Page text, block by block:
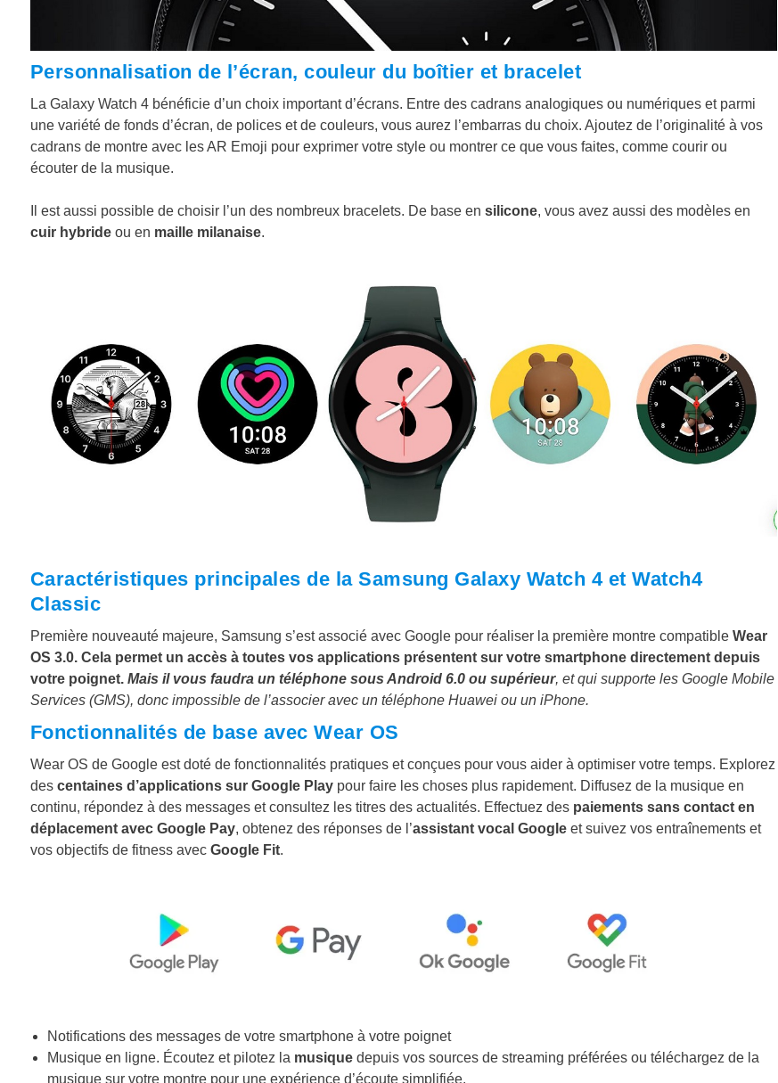
Personnalisation de l’écran, couleur du boîtier et bracelet
La Galaxy Watch 4 bénéficie d’un choix important d’écrans. Entre des cadrans analogiques ou numériques et parmi
une variété de fonds d’écran, de polices et de couleurs, vous aurez l’embarras du choix. Ajoutez de l’originalité à vos
cadrans de montre avec les AR Emoji pour exprimer votre style ou montrer ce que vous faites, comme courir ou
écouter de la musique.
Il est aussi possible de choisir l’un des nombreux bracelets. De base en silicone, vous avez aussi des modèles en
cuir hybrideou en maille milanaise.
Caractéristiques principales de la Samsung Galaxy Watch 4 et Watch4
Classic
Première nouveauté majeure, Samsung s’est associé avec Google pour réaliser la première montre compatible Wear
OS 3.0. Cela permet un accès à toutes vos applications présentent sur votre smartphone directement depuis
votre poignet.Mais il vous faudra un téléphone sous Android 6.0 ou supérieur, et qui supporte les Google Mobile
Services (GMS), donc impossible de l’associer avec un téléphone Huawei ou un iPhone.
Fonctionnalités de base avec Wear OS
Wear OS de Google est doté de fonctionnalités pratiques et conçues pour vous aider à optimiser votre temps. Explorez
des centaines d’applications sur Google Playpour faire les choses plus rapidement. Diffusez de la musique en
continu, répondez à des messages et consultez les titres des actualités. Effectuez des paiements sans contact en
déplacement avec Google Pay, obtenez des réponses de l’assistant vocal Googleet suivez vos entraînements et
vos objectifs de fitness avec Google Fit.
Notifications des messages de votre smartphone à votre poignet
Musique en ligne. Écoutez et pilotez la musiquedepuis vos sources de streaming préférées ou téléchargez de la
musique sur votre montre pour une expérience d’écoute simplifiée.